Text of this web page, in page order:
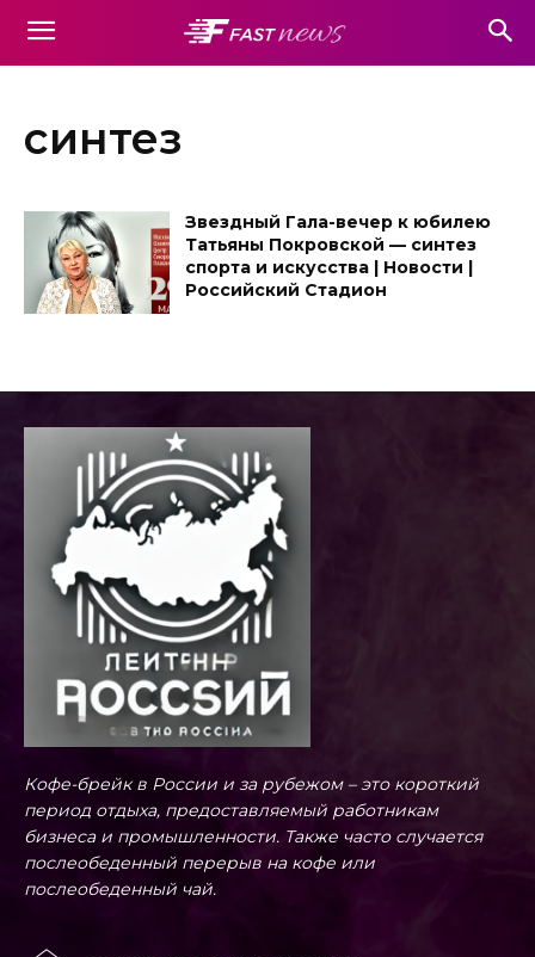
синтез
Звездный Гала-вечер к юбилею
Татьяны Покровской — синтез
спорта и искусства | Новости |
Российский Стадион
Кофе-брейк в России и за рубежом – это короткий
период отдыха, предоставляемый работникам
бизнеса и промышленности. Также часто случается
послеобеденный перерыв на кофе или
послеобеденный чай.